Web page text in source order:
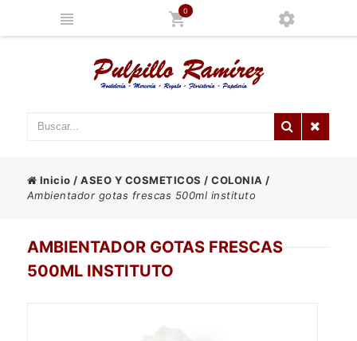
0
Inicio /ASEO Y COSMETICOS /COLONIA /
Ambientador gotas frescas 500ml instituto
AMBIENTADOR GOTAS FRESCAS
500ML INSTITUTO